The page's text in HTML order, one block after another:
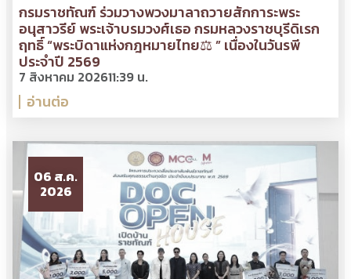
กรมราชทัณฑ์ ร่วมวางพวงมาลาถวายสักการะพระ
อนุสาวรีย์ พระเจ้าบรมวงศ์เธอ กรมหลวงราชบุรีดิเรก
ฤทธิ์ “พระบิดาแห่งกฎหมายไทย⚖ ” เนื่องในวันรพี
ประจำปี 2569
7 สิงหาคม 202611:39 น.
อ่านต่อ
06 ส.ค.
2026